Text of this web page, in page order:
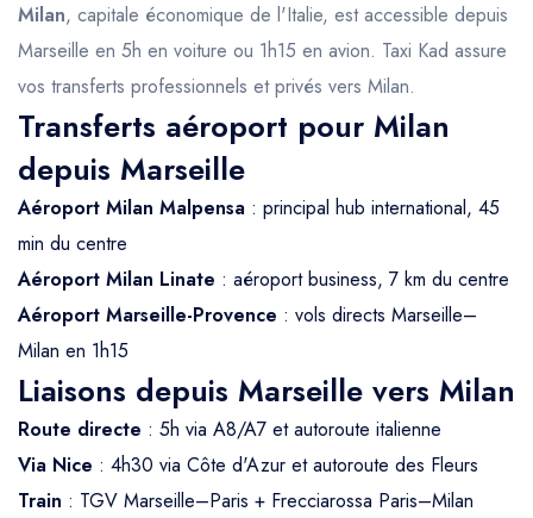
Milan, capitale économique de l'Italie, est accessible depuis
Marseille en 5h en voiture ou 1h15 en avion. Taxi Kad assure
vos transferts professionnels et privés vers Milan.
Transferts aéroport pour Milan
depuis Marseille
Aéroport Milan Malpensa : principal hub international, 45
min du centre
Aéroport Milan Linate : aéroport business, 7 km du centre
Aéroport Marseille-Provence : vols directs Marseille–
Milan en 1h15
Liaisons depuis Marseille vers Milan
Route directe : 5h via A8/A7 et autoroute italienne
Via Nice : 4h30 via Côte d'Azur et autoroute des Fleurs
Train : TGV Marseille–Paris + Frecciarossa Paris–Milan